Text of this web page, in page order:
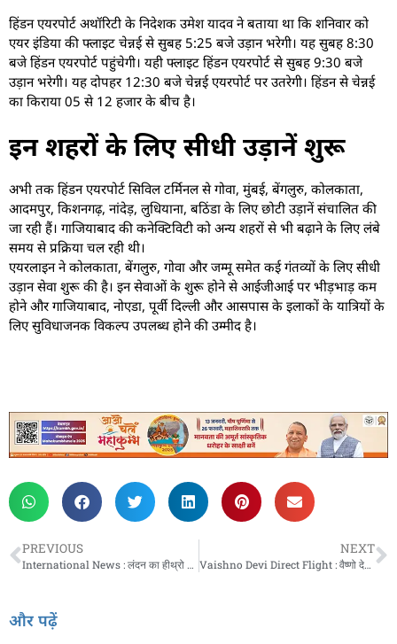
हिंडन एयरपोर्ट अथॉरिटी के निदेशक उमेश यादव ने बताया था कि शनिवार को
एयर इंडिया की फ्लाइट चेन्नई से सुबह 5:25 बजे उड़ान भरेगी। यह सुबह 8:30
बजे हिंडन एयरपोर्ट पहुंचेगी। यही फ्लाइट हिंडन एयरपोर्ट से सुबह 9:30 बजे
उड़ान भरेगी। यह दोपहर 12:30 बजे चेन्नई एयरपोर्ट पर उतरेगी। हिंडन से चेन्नई
का किराया 05 से 12 हजार के बीच है।
इन शहरों के लिए सीधी उड़ानें शुरू
अभी तक हिंडन एयरपोर्ट सिविल टर्मिनल से गोवा, मुंबई, बेंगलुरु, कोलकाता,
आदमपुर, किशनगढ़, नांदेड़, लुधियाना, बठिंडा के लिए छोटी उड़ानें संचालित की
जा रही हैं। गाजियाबाद की कनेक्टिविटी को अन्य शहरों से भी बढ़ाने के लिए लंबे
समय से प्रक्रिया चल रही थी।
एयरलाइन ने कोलकाता, बेंगलुरु, गोवा और जम्मू समेत कई गंतव्यों के लिए सीधी
उड़ान सेवा शुरू की है। इन सेवाओं के शुरू होने से आईजीआई पर भीड़भाड़ कम
होने और गाजियाबाद, नोएडा, पूर्वी दिल्ली और आसपास के इलाकों के यात्रियों के
लिए सुविधाजनक विकल्प उपलब्ध होने की उम्मीद है।
PREVIOUS
International News : लंदन का हीथ्रो हवाई अड्डा 18 घंटे बाद फिर से खुला; बिजली कटौती के कारण बंद था
NEXT
Vaishno Devi Direct Flight : वैष्णो देवी दर्शन के लिए यूपी से मिलेगी सीधी फ्लाइट, यात्रियों के लिए खुशखबरी
और पढ़ें